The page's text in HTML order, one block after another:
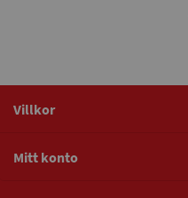
Villkor
Mitt konto